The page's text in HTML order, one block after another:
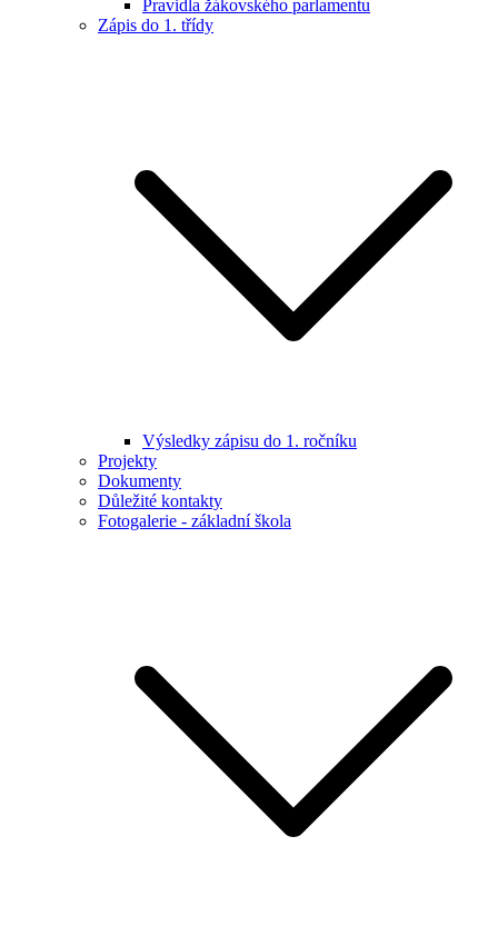
Pravidla žákovského parlamentu
Zápis do 1. třídy
Výsledky zápisu do 1. ročníku
Projekty
Dokumenty
Důležité kontakty
Fotogalerie - základní škola